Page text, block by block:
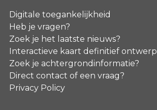
Digitale toegankelijkheid
Heb je vragen?
Zoek je het laatste nieuws?
Interactieve kaart definitief ontwerp
Zoek je achtergrondinformatie?
Direct contact of een vraag?
Privacy Policy